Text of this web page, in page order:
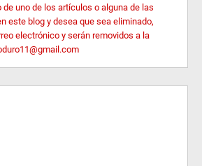
de uno de los artículos o alguna de las
este blog y desea que sea eliminado,
electrónico y serán removidos a la